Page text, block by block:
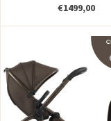
€1499,00